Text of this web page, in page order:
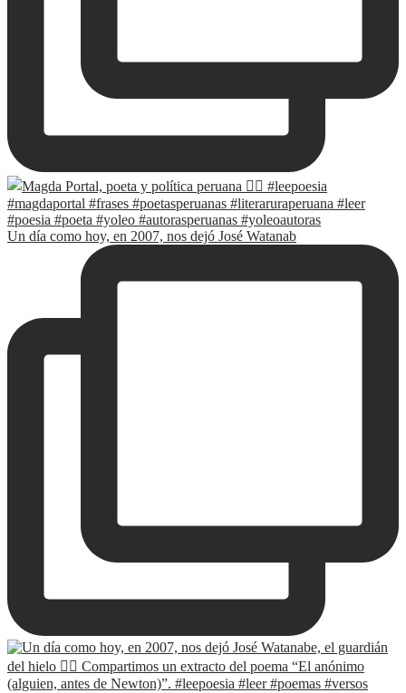
Un día como hoy, en 2007, nos dejó José Watanab